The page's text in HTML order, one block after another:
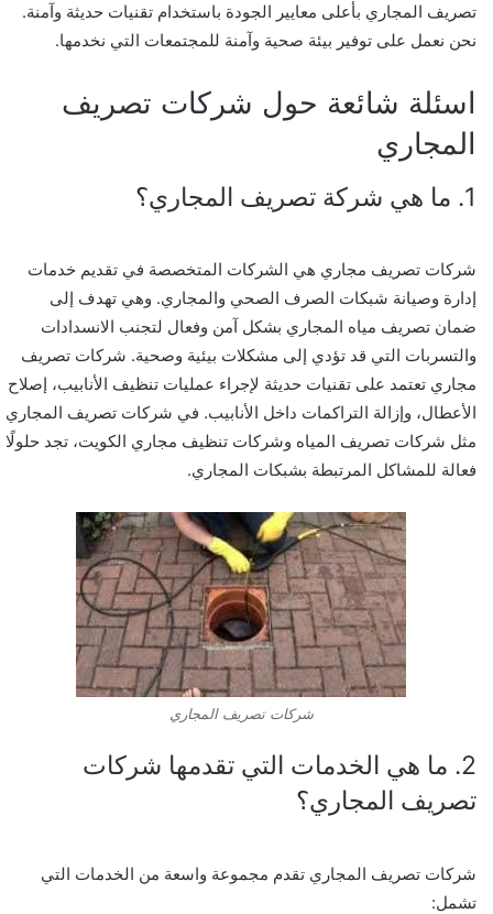
تصريف المجاري بأعلى معايير الجودة باستخدام تقنيات حديثة وآمنة.
نحن نعمل على توفير بيئة صحية وآمنة للمجتمعات التي نخدمها.
اسئلة شائعة حول شركات تصريف
المجاري
1. ما هي شركة تصريف المجاري؟
شركات تصريف مجاري هي الشركات المتخصصة في تقديم خدمات
إدارة وصيانة شبكات الصرف الصحي والمجاري. وهي تهدف إلى
ضمان تصريف مياه المجاري بشكل آمن وفعال لتجنب الانسدادات
والتسربات التي قد تؤدي إلى مشكلات بيئية وصحية. شركات تصريف
مجاري تعتمد على تقنيات حديثة لإجراء عمليات تنظيف الأنابيب، إصلاح
الأعطال، وإزالة التراكمات داخل الأنابيب. في شركات تصريف المجاري
مثل شركات تصريف المياه وشركات تنظيف مجاري الكويت، تجد حلولًا
فعالة للمشاكل المرتبطة بشبكات المجاري.
شركات تصريف المجاري
2. ما هي الخدمات التي تقدمها شركات
تصريف المجاري؟
شركات تصريف المجاري تقدم مجموعة واسعة من الخدمات التي
تشمل: